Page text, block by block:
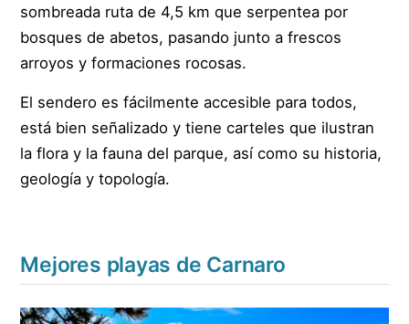
sombreada ruta de 4,5 km que serpentea por
bosques de abetos, pasando junto a frescos
arroyos y formaciones rocosas.
El sendero es fácilmente accesible para todos,
está bien señalizado y tiene carteles que ilustran
la flora y la fauna del parque, así como su historia,
geología y topología.
Mejores playas de Carnaro